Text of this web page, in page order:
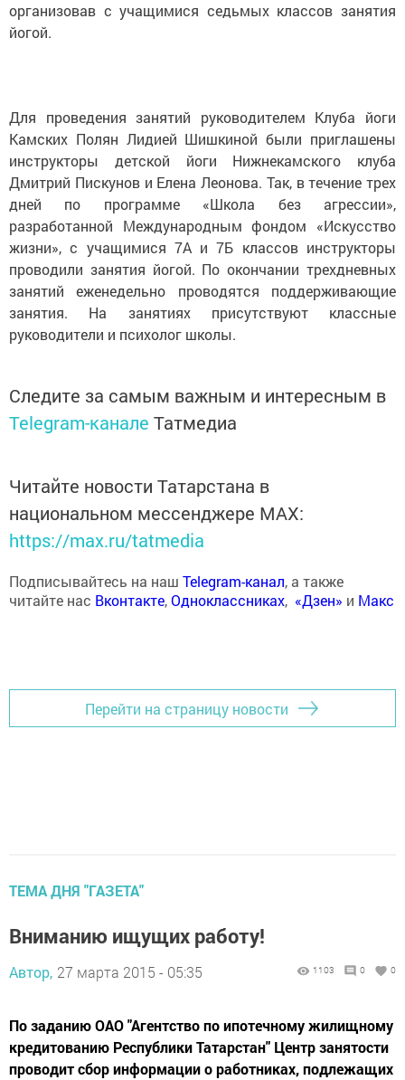
организовав с учащимися седьмых классов занятия
йогой.
Для проведения занятий руководителем Клуба йоги
Камских Полян Лидией Шишкиной были приглашены
инструкторы детской йоги Нижнекамского клуба
Дмитрий Пискунов и Елена Леонова. Так, в течение трех
дней по программе «Школа без агрессии»,
разработанной Международным фондом «Искусство
жизни», с учащимися 7А и 7Б классов инструкторы
проводили занятия йогой. По окончании трехдневных
занятий еженедельно проводятся поддерживающие
занятия. На занятиях присутствуют классные
руководители и психолог школы.
Следите за самым важным и интересным в
Telegram-канале Татмедиа
Читайте новости Татарстана в
национальном мессенджере MАХ:
https://max.ru/tatmedia
Подписывайтесь на наш Telegram-канал, а также
читайте нас Вконтакте,Одноклассниках, «Дзен» и Макс
Перейти на страницу новости
ТЕМА ДНЯ "ГАЗЕТА"
Вниманию ищущих работу!
Автор, 27 марта 2015 - 05:35 1103 0 0
По заданию ОАО "Агентство по ипотечному жилищному
кредитованию Республики Татарстан" Центр занятости
проводит сбор информации о работниках, подлежащих